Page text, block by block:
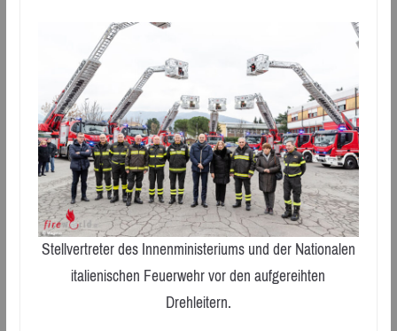
Stellvertreter des Innenministeriums und der Nationalen
italienischen Feuerwehr vor den aufgereihten
Drehleitern.